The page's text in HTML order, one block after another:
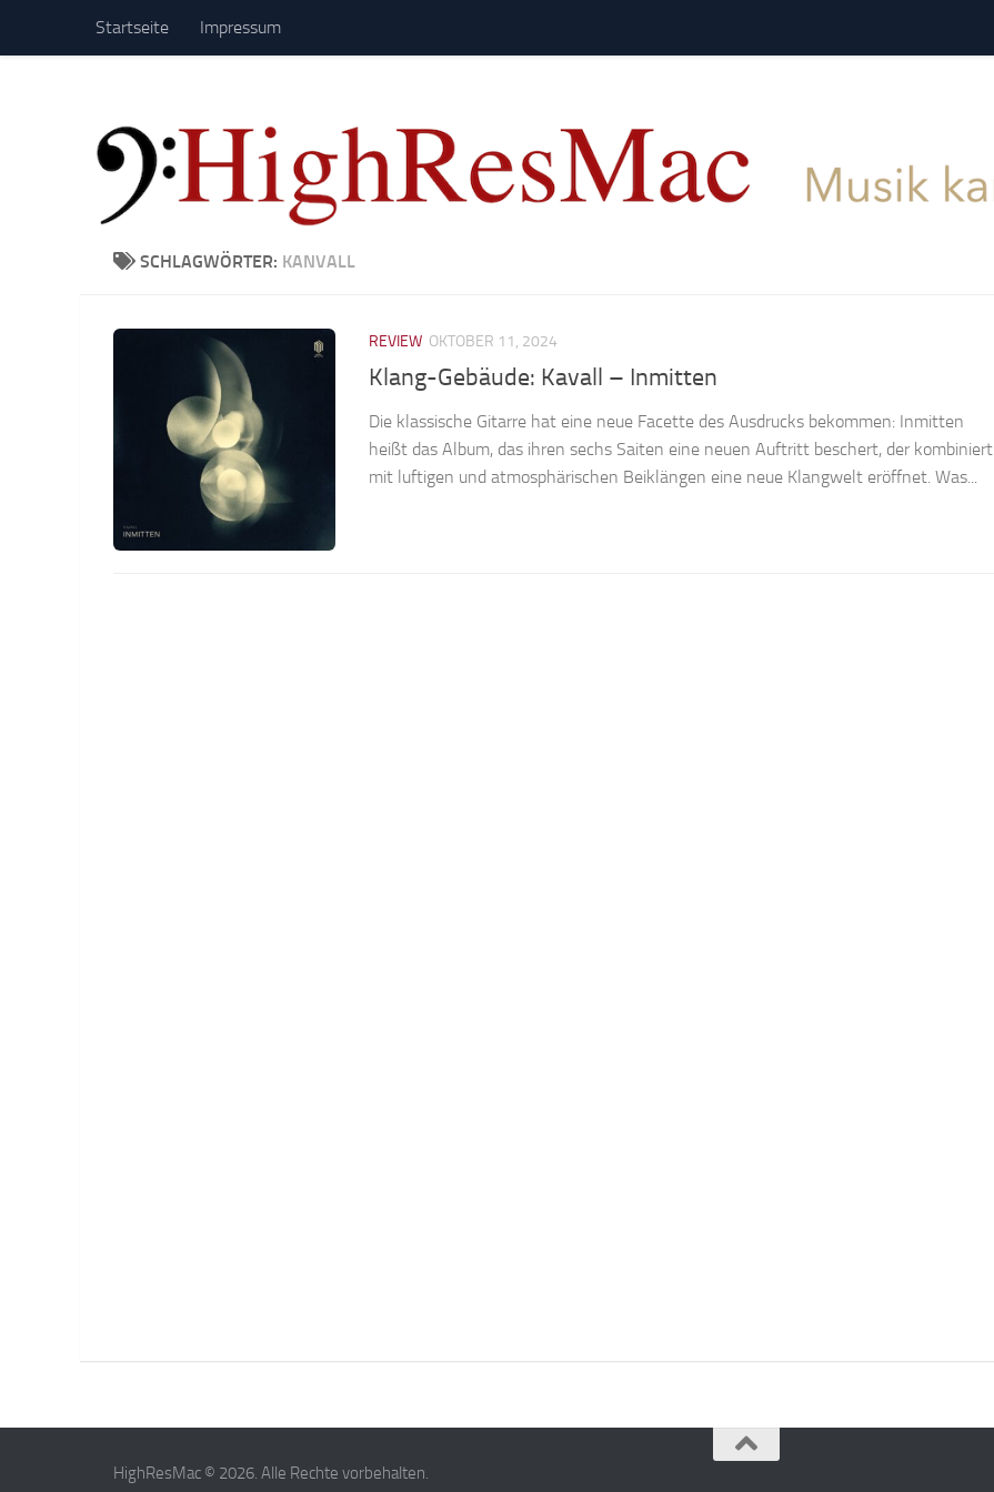
Zum Inhalt springen
Startseite Impressum
SCHLAGWÖRTER: KANVALL
REVIEW OKTOBER 11, 2024
Klang-Gebäude: Kavall – Inmitten
Die klassische Gitarre hat eine neue Facette des Ausdrucks bekommen: Inmitten
heißt das Album, das ihren sechs Saiten eine neuen Auftritt beschert, der kombiniert
mit luftigen und atmosphärischen Beiklängen eine neue Klangwelt eröffnet. Was...
HighResMac © 2026. Alle Rechte vorbehalten.